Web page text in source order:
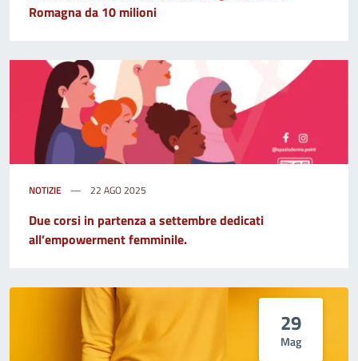
Romagna da 10 milioni
NOTIZIE 22 AGO 2025
Due corsi in partenza a settembre dedicati
all’empowerment femminile.
29
Mag